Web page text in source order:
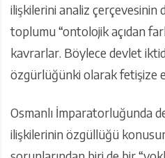
ilişkilerini analiz çerçevesinin
toplumu “ontolojik açıdan
kavrarlar. Böylece devlet
özgürlüğünki olarak fetişize
Osmanlı İmparatorluğunda
ilişkilerinin özgüllüğü